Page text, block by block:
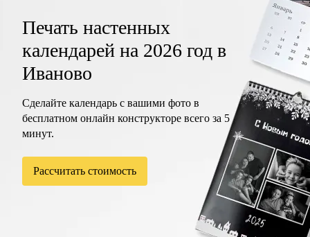
Печать настенных
календарей на 2026 год в
Иваново
Сделайте календарь с вашими фото в
бесплатном онлайн конструкторе всего за 5
минут.
Рассчитать стоимость